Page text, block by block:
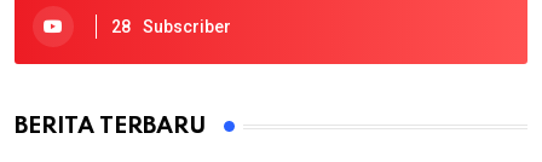
28 Subscriber
BERITA TERBARU